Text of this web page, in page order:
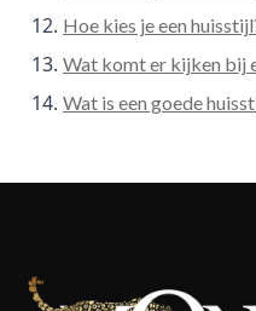
Hoe kies je een
Wat komt er kijken bij
Wat is een goede